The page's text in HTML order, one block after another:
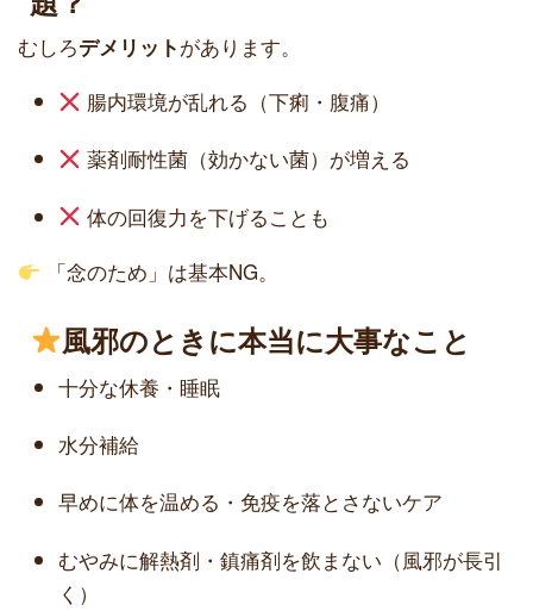
むしろデメリットがあります。
腸内環境が乱れる（下痢・腹痛）
薬剤耐性菌（効かない菌）が増える
体の回復力を下げることも
「念のため」は基本NG。
風邪のときに本当に大事なこと
十分な休養・睡眠
水分補給
早めに体を温める・免疫を落とさないケア
むやみに解熱剤・鎮痛剤を飲まない（風邪が長引
く）